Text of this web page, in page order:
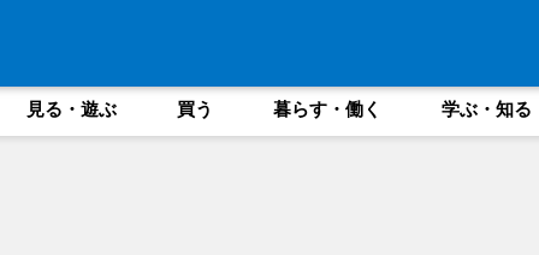
見る・遊ぶ 買う 暮らす・働く 学ぶ・知る